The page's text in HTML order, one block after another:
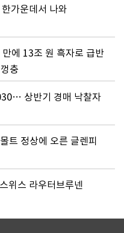
가운데서 나와
에 13조 원 흑자로 급반
충
상반기 경매 낙찰자
트 정상에 오른 글렌피
위스 라우터브루넨